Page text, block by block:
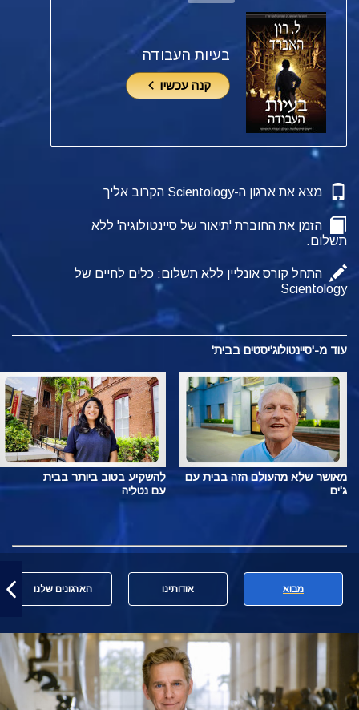
בעיות העבודה
קנה עכשיו
מצא את ארגון ה-Scientology הקרוב אליך
הזמן את החוברת 'תיאור של סיינטולוגיה' ללא
תשלום.
התחל קורס אונליין ללא תשלום: כלים לחיים של
Scientology
עוד מ-'סיינטולוג'יסטים בבית'
מאושר שלא מהעולם הזה בבית עם
ג'ים
להשקיע בטוב ביותר בבית
עם נטליה
מבוא אודותינו הארגונים שלנו